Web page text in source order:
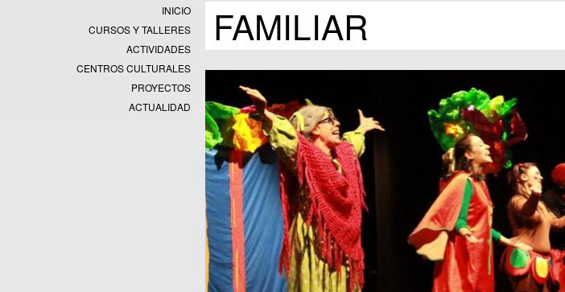
INICIO
CURSOS Y TALLERES
ACTIVIDADES
CENTROS CULTURALES
Equipamientos
PROYECTOS
Exposiciones
ACTUALIDAD
FAMILIAR